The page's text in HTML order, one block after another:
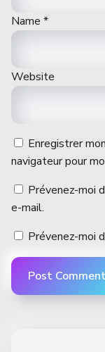
Name *
Website
Enregistrer
navigateur pour
Prévenez-moi
e-mail.
Prévenez-moi